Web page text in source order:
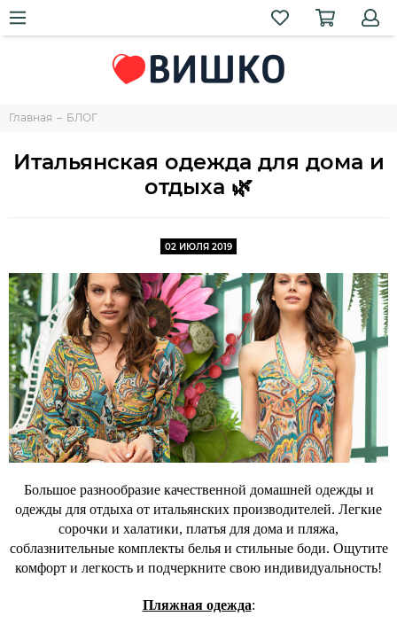
Главная БЛОГ
Итальянская одежда для дома и
отдыха 🌿
02 ИЮЛЯ 2019
Большое разнообразие качественной домашней одежды и
одежды для отдыха от итальянских производителей. Легкие
сорочки и халатики, платья для дома и пляжа,
соблазнительные комплекты белья и стильные боди. Ощутите
комфорт и легкость и подчеркните свою индивидуальность!
Пляжная одежда: